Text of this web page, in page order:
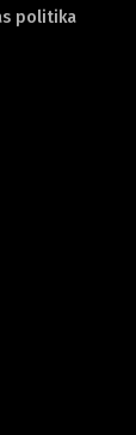
politika